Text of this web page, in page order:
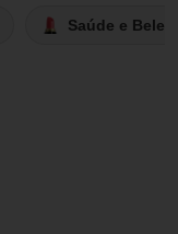
Saúde e